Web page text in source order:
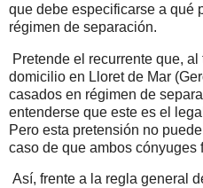
que debe especificarse a qué
régimen de separación.
Pretende el recurrente que,
domicilio en Lloret de Mar
casados en régimen de
entenderse que este es el
Pero esta pretensión no
caso de que ambos cónyuges
Así, frente a la regla general